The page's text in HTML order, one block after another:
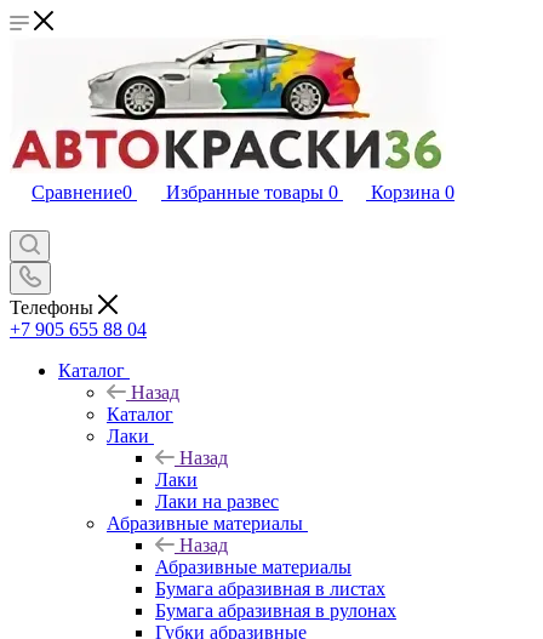
Сравнение0 Избранные товары 0 Корзина 0
Телефоны
+7 905 655 88 04
Каталог
Назад
Каталог
Лаки
Назад
Лаки
Лаки на развес
Абразивные материалы
Назад
Абразивные материалы
Бумага абразивная в листах
Бумага абразивная в рулонах
Губки абразивные